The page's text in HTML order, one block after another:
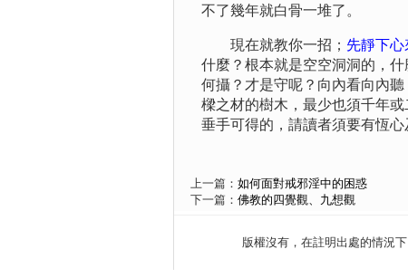
不了幾年就白骨一堆了。
現在就教你一招； 先靜下
什麼？根本就是空空洞洞的，
何攝？才是守呢？向內看向內
樑之材的樹木，最少也須千年
垂手可得的，請讀者須要有恆
上一篇： 如何面對戒邪淫中的困惑
下一篇： 佛教的四覺觀、九想觀
版權沒有，在註明出處的情況